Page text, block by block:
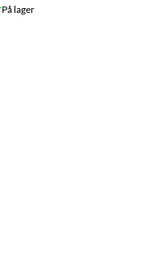
På lager